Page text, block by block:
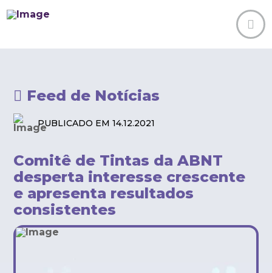
Feed de Notícias
PUBLICADO EM 14.12.2021
Comitê de Tintas da ABNT
desperta interesse crescente
e apresenta resultados
consistentes